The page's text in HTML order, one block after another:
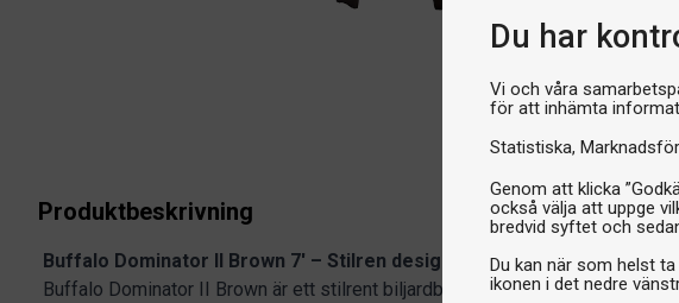
Du har
Vi och våra
för att inhämta
Statistiska
Genom att klicka
också välja att uppge
bredvid syftet och
Du kan när som helst
ikonen i det nedre
Produktbeskrivning
Buffalo Dominator II Brown 7' – Stilren design och högklassig
Buffalo Dominator II Brown är ett stilrent biljardbord som kombinerar